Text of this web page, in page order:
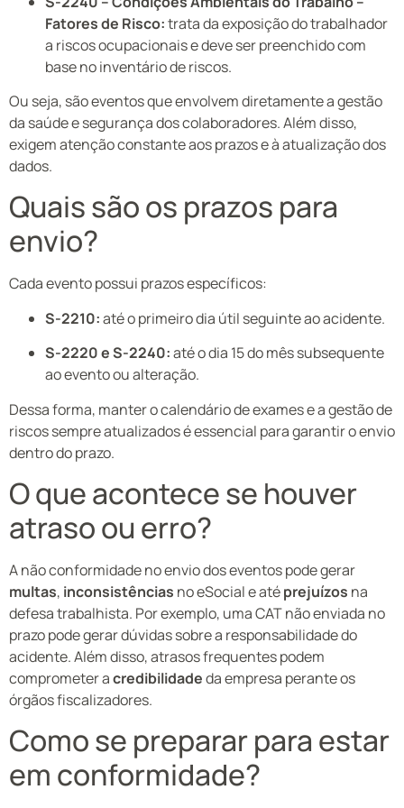
Fatores de Risco:trata da exposição do trabalhador
a riscos ocupacionais e deve ser preenchido com
base no inventário de riscos.
Ou seja, são eventos que envolvem diretamente a gestão
da saúde e segurança dos colaboradores. Além disso,
exigem atenção constante aos prazos e à atualização dos
dados.
Quais são os prazos para
envio?
Cada evento possui prazos específicos:
S-2210:até o primeiro dia útil seguinte ao acidente.
S-2220 e S-2240:até o dia 15 do mês subsequente
ao evento ou alteração.
Dessa forma, manter o calendário de exames e a gestão de
riscos sempre atualizados é essencial para garantir o envio
dentro do prazo.
O que acontece se houver
atraso ou erro?
A não conformidade no envio dos eventos pode gerar
multas, inconsistências no eSocial e atéprejuízos na
defesa trabalhista. Por exemplo, uma CAT não enviada no
prazo pode gerar dúvidas sobre a responsabilidade do
acidente. Além disso, atrasos frequentes podem
comprometer acredibilidadeda empresa perante os
órgãos fiscalizadores.
Como se preparar para estar
em conformidade?